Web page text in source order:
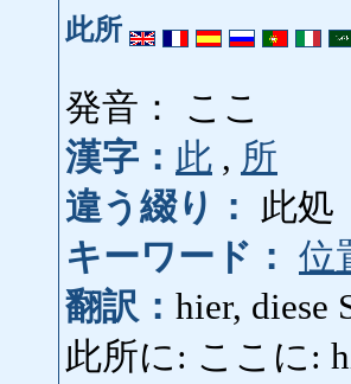
此所
発音： ここ
漢字： 此 , 所
違う綴り：
此処
キーワード： 位
翻訳： hier, diese
此所に: ここに: